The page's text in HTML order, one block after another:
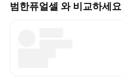
범한퓨얼셀 와 비교하세요